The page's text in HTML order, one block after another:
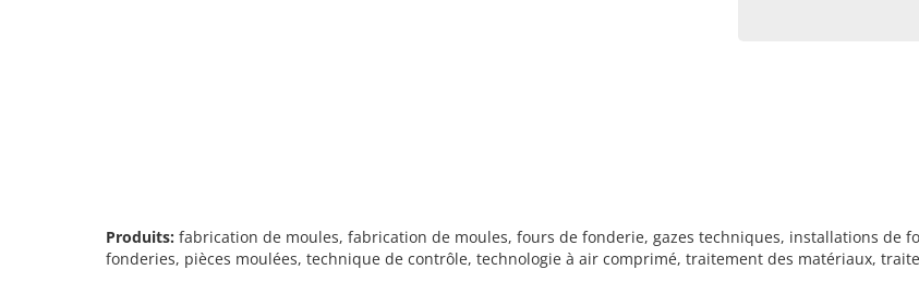
Produits: fabrication de moules, fabrication de moules, fours de fonderie, gazes techniques, installations de
fonderies, pièces moulées, technique de contrôle, technologie à air comprimé, traitement des matériaux,